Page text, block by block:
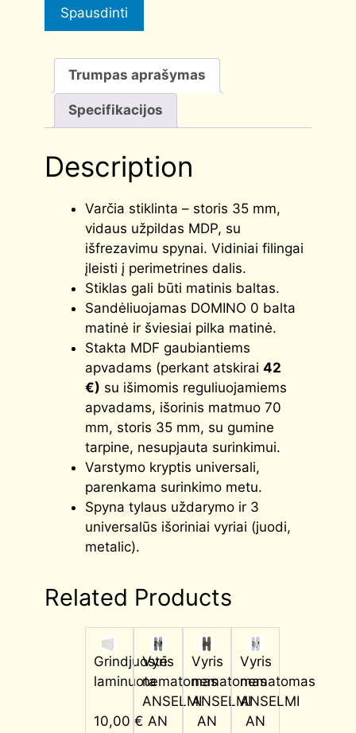
Spausdinti
Trumpas aprašymas
Specifikacijos
Description
Varčia stiklinta – storis 35 mm,
vidaus užpildas MDP, su
išfrezavimu spynai. Vidiniai filingai
įleisti į perimetrines dalis.
Stiklas gali būti matinis baltas.
Sandėliuojamas DOMINO 0 balta
matinė ir šviesiai pilka matinė.
Stakta MDF gaubiantiems
apvadams (perkant atskirai 42
€) su išimomis reguliuojamiems
apvadams, išorinis matmuo 70
mm, storis 35 mm, su gumine
tarpine, nesupjauta surinkimui.
Varstymo kryptis universali,
parenkama surinkimo metu.
Spyna tylaus uždarymo ir 3
universalūs išoriniai vyriai (juodi,
metalic).
Related Products
Grindjuostė
laminuota
10,00 €
Vyris
nematomas
ANSELMI
AN
Vyris
nematomas
ANSELMI
AN
Vyris
nematomas
ANSELMI
AN